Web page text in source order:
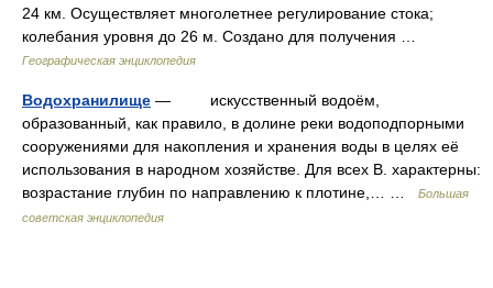
24 км. Осуществляет многолетнее регулирование стока;
колебания уровня до 26 м. Создано для получения …
Географическая энциклопедия
Водохранилище — искусственный водоём,
образованный, как правило, в долине реки водоподпорными
сооружениями для накопления и хранения воды в целях её
использования в народном хозяйстве. Для всех В. характерны:
возрастание глубин по направлению к плотине,… …
Большая
советская энциклопедия